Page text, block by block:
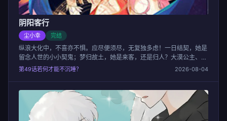
阴阳客行
尘小幸 完结
纵浪大化中，不喜亦不惧。应尽便须尽，无复独多虑！一日结契，她是
留念人世的小小契鬼；梦归故土，她是来客，还是归人？大漠公主、不
死木偶、夜半孩啼、鬼族遗址
第49话若何才能不沉睡？ 2026-08-04